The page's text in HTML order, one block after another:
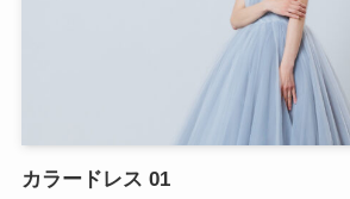
カラードレス 01